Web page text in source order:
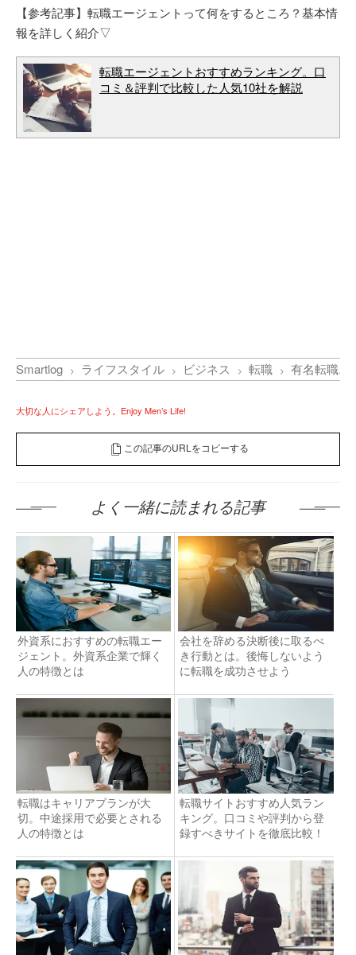
【参考記事】転職エージェントって何をするところ？基本情
報を詳しく紹介▽
転職エージェントおすすめランキング。口
コミ＆評判で比較した人気10社を解説
Smartlog ライフスタイル ビジネス 転職 有名転職エ
大切な人にシェアしよう。Enjoy Men’s Life!
この記事のURLをコピーする
よく一緒に読まれる記事
外資系におすすめの転職エー
ジェント。外資系企業で輝く
人の特徴とは
会社を辞める決断後に取るべ
き行動とは。後悔しないよう
に転職を成功させよう
転職はキャリアプランが大
切。中途採用で必要とされる
人の特徴とは
転職サイトおすすめ人気ラン
キング。口コミや評判から登
録すべきサイトを徹底比較！